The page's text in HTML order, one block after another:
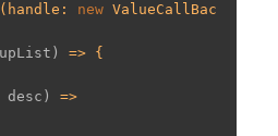
new ValueCallBac
=> {
desc)
=>